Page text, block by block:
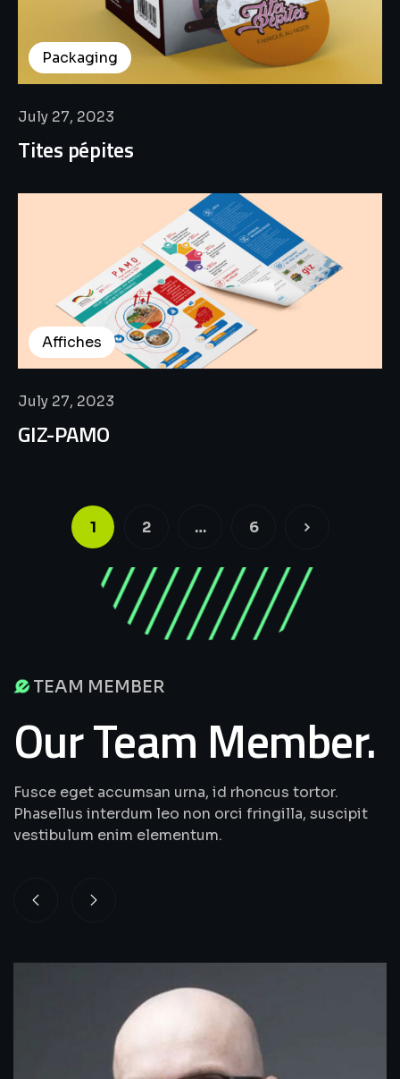
Packaging
July 27, 2023
Tites pépites
Affiches
July 27, 2023
GIZ-PAMO
1 2 … 6
TEAM MEMBER
Our Team Member.
Fusce eget accumsan urna, id rhoncus tortor.
Phasellus interdum leo non orci fringilla, suscipit
vestibulum enim elementum.